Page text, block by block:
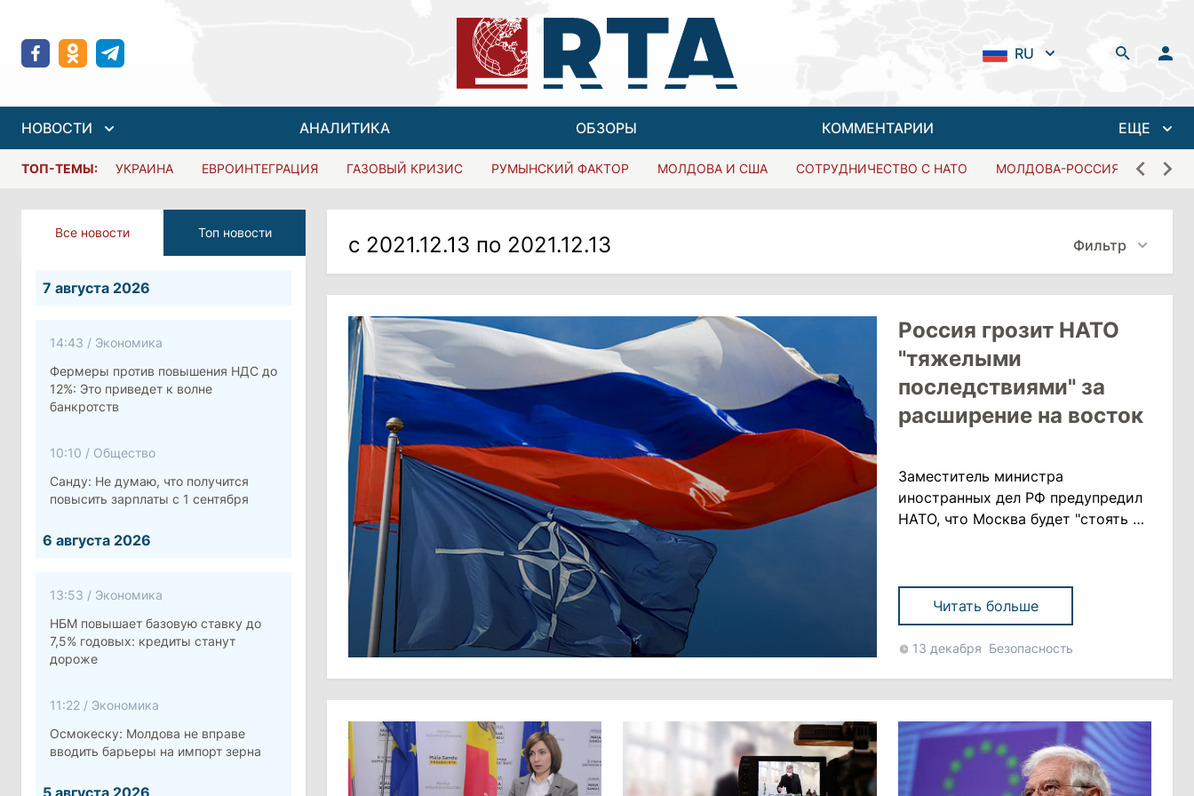
RU
НОВОСТИ АНАЛИТИКА ОБЗОРЫ КОММЕНТАРИИ ЕЩЕ
ТОП-ТЕМЫ: УКРАИНА ЕВРОИНТЕГРАЦИЯ ГАЗОВЫЙ КРИЗИС РУМЫНСКИЙ ФАКТОР МОЛДОВА И США СОТРУДНИЧЕСТВО С НАТО МОЛДОВА-РОССИЯ
Все новости Топ новости
7 августа 2026
14:43 / Экономика
Фермеры против повышения НДС до
12%: Это приведет к волне
банкротств
10:10 / Общество
Санду: Не думаю, что получится
повысить зарплаты с 1 сентября
6 августа 2026
13:53 / Экономика
НБМ повышает базовую ставку до
7,5% годовых: кредиты станут
дороже
11:22 / Экономика
Осмокеску: Молдова не вправе
вводить барьеры на импорт зерна
5 августа 2026
с 2021.12.13 по 2021.12.13 Фильтр
Россия грозит НАТО
"тяжелыми
последствиями" за
расширение на восток
Заместитель министра
иностранных дел РФ предупредил
НАТО, что Москва будет "стоять на
Великобританией и США изучают
возможные санкции против
Москвы. Попытки расширения
НАТО на восток могут привести к
декабря, интервью газете
"Известия" заместитель м......
Читать больше
13 декабря Безопасность